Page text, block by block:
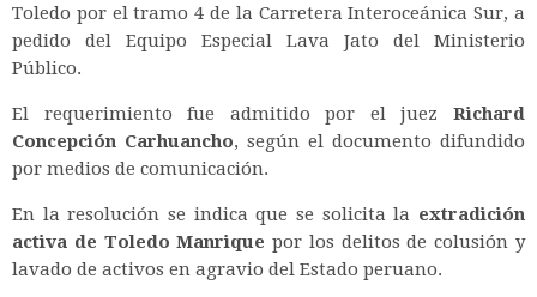
Toledo por el tramo 4 de la Carretera Interoceánica Sur, a
pedido del Equipo Especial Lava Jato del Ministerio
Público.
El requerimiento fue admitido por el juez Richard
Concepción Carhuancho, según el documento difundido
por medios de comunicación.
En la resolución se indica que se solicita la extradición
activa de Toledo Manrique por los delitos de colusión y
lavado de activos en agravio del Estado peruano.